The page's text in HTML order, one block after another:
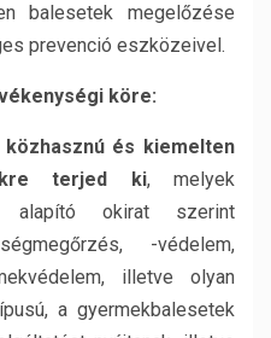
balesetek megelőzése
prevenció eszközeivel.
köre:
közhasznú és kiemelten
terjed ki, melyek
alapító okirat szerint
-védelem,
illetve olyan
a gyermekbalesetek